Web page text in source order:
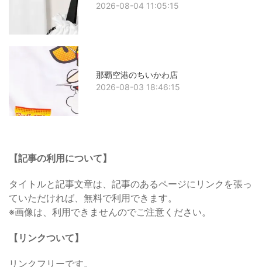
2026-08-04 11:05:15
那覇空港のちいかわ店
2026-08-03 18:46:15
【記事の利用について】
タイトルと記事文章は、記事のあるページにリンクを張っ
ていただければ、無料で利用できます。
※画像は、利用できませんのでご注意ください。
【リンクついて】
リンクフリーです。